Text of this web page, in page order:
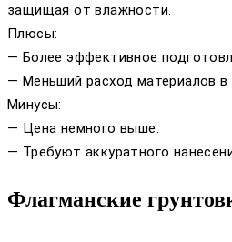
защищая от влажности.
Плюсы:
— Более эффективное
— Меньший расход материалов в
Минусы:
— Цена немного выше.
— Требуют аккуратного
Флагманские